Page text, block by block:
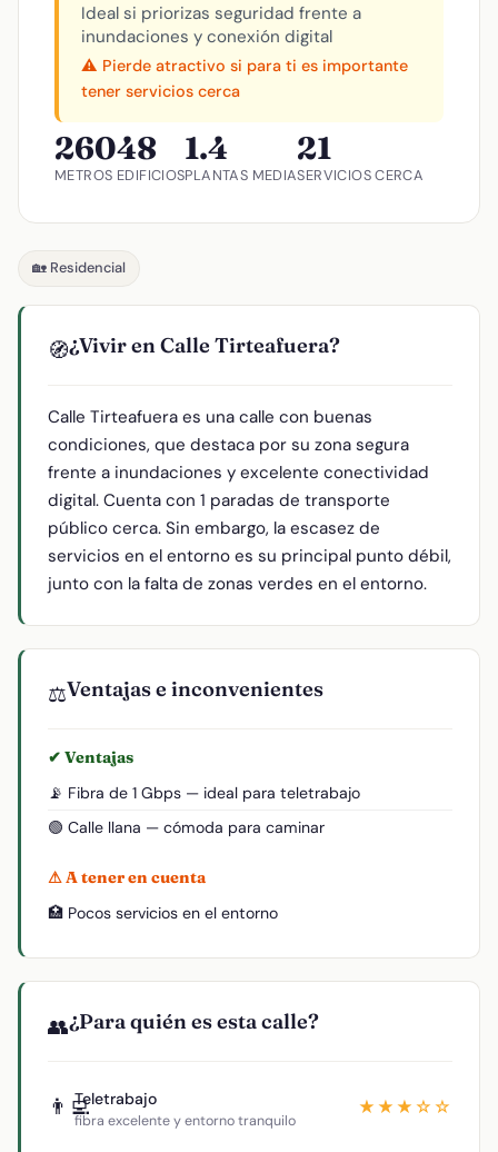
Ideal si priorizas seguridad frente a
inundaciones y conexión digital
⚠️ Pierde atractivo si para ti es importante
tener servicios cerca
260
METROS
48
EDIFICIOS
1.4
PLANTAS MEDIA
21
SERVICIOS CERCA
🏡 Residencial
🧭¿Vivir en Calle Tirteafuera?
Calle Tirteafuera es una calle con buenas
condiciones, que destaca por su zona segura
frente a inundaciones y excelente conectividad
digital. Cuenta con 1 paradas de transporte
público cerca. Sin embargo, la escasez de
servicios en el entorno es su principal punto débil,
junto con la falta de zonas verdes en el entorno.
⚖️Ventajas e inconvenientes
✔ Ventajas
📡 Fibra de 1 Gbps — ideal para teletrabajo
🟢 Calle llana — cómoda para caminar
⚠ A tener en cuenta
🏥 Pocos servicios en el entorno
👥¿Para quién es esta calle?
👨‍💻Teletrabajo
fibra excelente y entorno tranquilo
★★★☆☆